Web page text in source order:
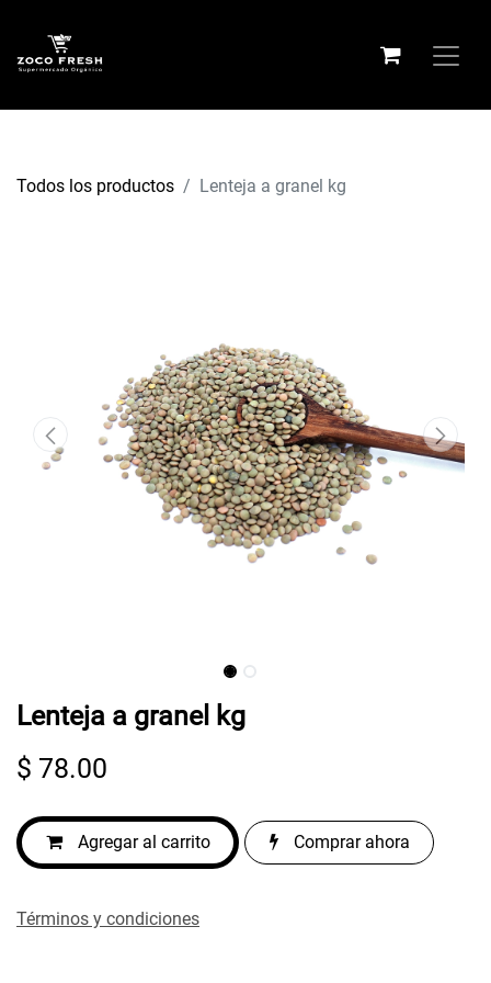
Todos los productos Lenteja a granel kg
Lenteja a granel kg
$ 78.00
Agregar al carrito Comprar ahora
Términos y condiciones